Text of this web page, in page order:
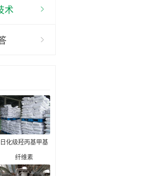
术
日化级羟丙基甲基
纤维素